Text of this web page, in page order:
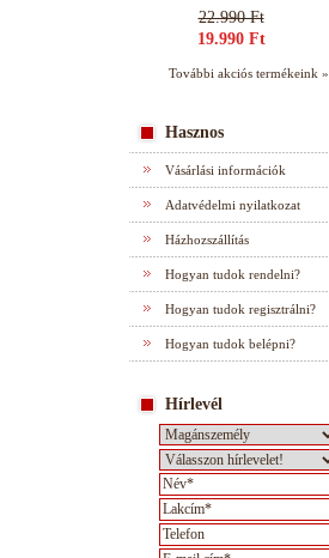
22.990 Ft
19.990 Ft
További akciós termékeink »
Hasznos
Vásárlási információk
Adatvédelmi nyilatkozat
Házhozszállítás
Hogyan tudok rendelni?
Hogyan tudok regisztrálni?
Hogyan tudok belépni?
Hírlevél